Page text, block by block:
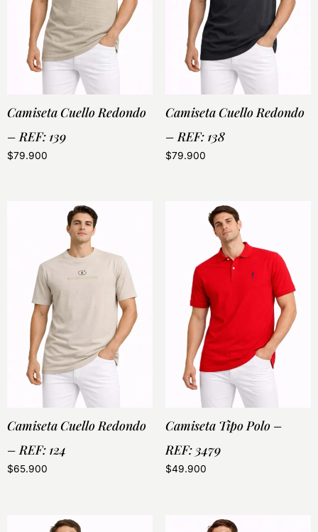
Camiseta Cuello Redondo
– REF: 139
$79.900
Camiseta Cuello Redondo
– REF: 138
$79.900
Camiseta Cuello Redondo
– REF: 124
$65.900
Camiseta Tipo Polo –
REF: 3479
$49.900